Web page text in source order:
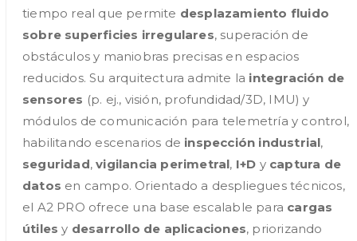
tiempo real que permite desplazamiento fluido
sobre superficies irregulares, superación de
obstáculos y maniobras precisas en espacios
reducidos. Su arquitectura admite la integración de
sensores (p. ej., visión, profundidad/3D, IMU) y
módulos de comunicación para telemetría y control,
habilitando escenarios de inspección industrial,
seguridad,vigilancia perimetral, I+D y captura de
datos en campo. Orientado a despliegues técnicos,
el A2 PRO ofrece una base escalable para cargas
útiles y desarrollo de aplicaciones, priorizando